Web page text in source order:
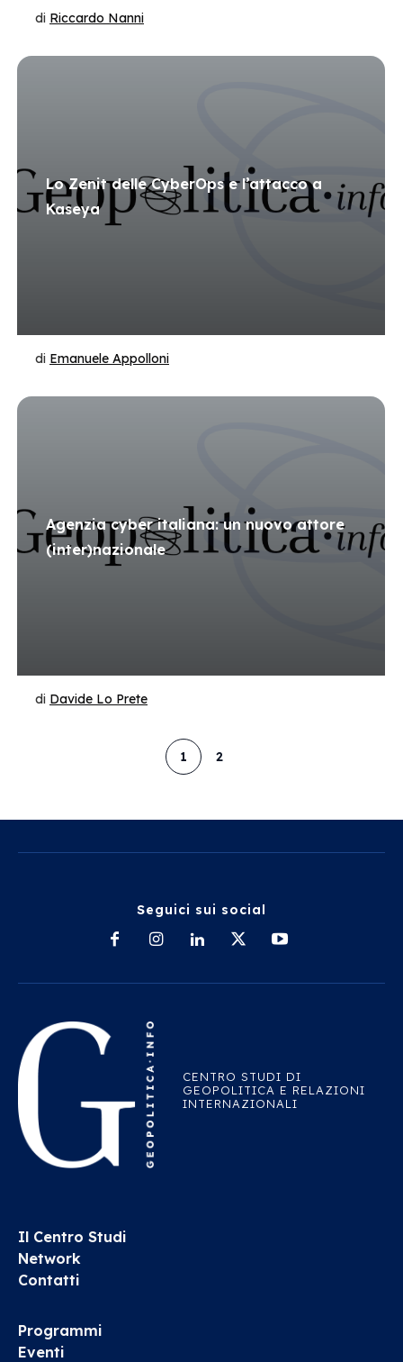
di Riccardo Nanni
Lo Zenit delle CyberOps e l’attacco a
Kaseya
di Emanuele Appolloni
Agenzia cyber italiana: un nuovo attore
(inter)nazionale
di Davide Lo Prete
1 2
Seguici sui social
CENTRO STUDI DI
GEOPOLITICA E RELAZIONI
INTERNAZIONALI
Il Centro Studi
Network
Contatti
Programmi
Eventi